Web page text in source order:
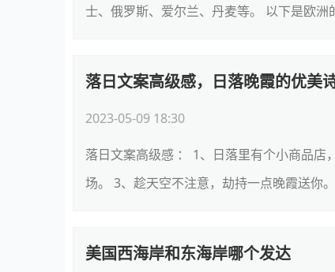
士、俄罗斯、爱尔兰、丹麦等。 以下是欧
落日文案高级感，日落晚霞的优美
2023-05-09 18:30
落日文案高级感 ： 1、日落里有个小商品
场。 3、趁天空不注意，劫持一点晚霞送你
美国西海岸和东海岸哪个发达